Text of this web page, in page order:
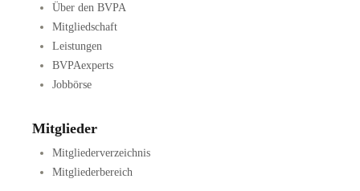
Über den BVPA
Mitgliedschaft
Leistungen
BVPAexperts
Jobbörse
Mitglieder
Mitgliederverzeichnis
Mitgliederbereich